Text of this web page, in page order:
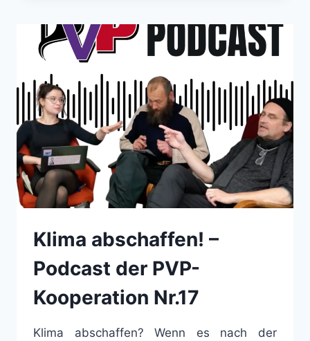
P
ODCAST D
ER P
OOPERATION N
R.18
Klima abschaffen! –
Podcast der PVP-
Kooperation Nr.17
Klima abschaffen? Wenn es nach der